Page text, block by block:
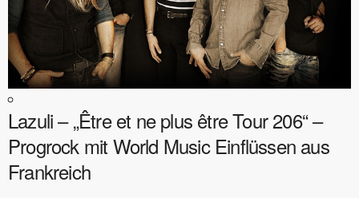
Lazuli – „Être et ne plus être Tour 206“ –
Progrock mit World Music Einflüssen aus
Frankreich